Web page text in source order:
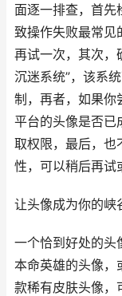
面逐一排查，首先
致操作失败最常见
再试一次，其次，
沉迷系统”，该系
制，再者，如果你
平台的头像是否已
取权限，最后，也
性，可以稍后再试
让头像成为你的峡
一个恰到好处的头
本命英雄的头像，
款稀有皮肤头像，